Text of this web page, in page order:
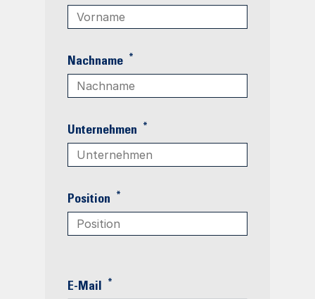
Nachname *
Unternehmen *
Position *
E-Mail *